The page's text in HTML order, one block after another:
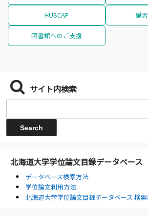
HUSCAP 講
図書館へのご支援
サイト内検索
北海道大学学位論文目録データベース
データベース検索方法
学位論文利用方法
北海道大学学位論文目録データベース 検